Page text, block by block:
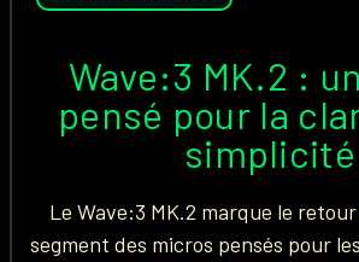
Wave:3 MK.2 :
pensé pour la
simplicité
Le Wave:3 MK.2 marque le retour
segment des micros pensés pour